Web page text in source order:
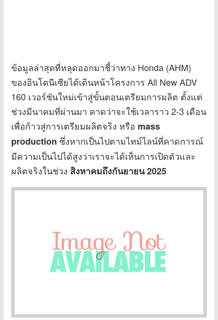
ข้อมูลล่าสุดที่หลุดออกมาชี้ว่าทาง Honda (AHM)
ของอินโดนีเซียได้เดินหน้าโครงการ All New ADV
160 เวอร์ชันใหม่เข้าสู่ขั้นตอนเตรียมการผลิต ตั้งแต่
ช่วงมีนาคมที่ผ่านมา คาดว่าจะใช้เวลาราว 2-3 เดือน
เพื่อก้าวสู่การเตรียมผลิตจริง หรือ mass
production ซึ่งหากเป็นไปตามไทม์ไลน์ที่คาดการณ์
มีความเป็นไปได้สูงว่าเราจะได้เห็นการเปิดตัวและ
ผลิตจริงในช่วง สิงหาคมถึงกันยายน 2025